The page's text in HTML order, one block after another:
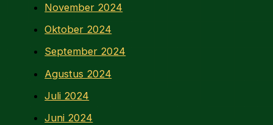
November 2024
Oktober 2024
September 2024
Agustus 2024
Juli 2024
Juni 2024